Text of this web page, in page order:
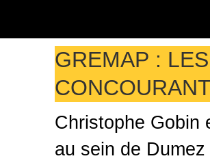
GREMAP :
Christophe Gobin
au sein de